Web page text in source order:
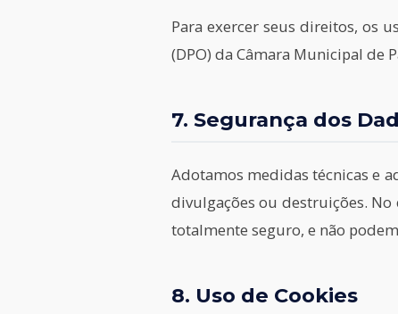
Para exercer seus direitos, os
(DPO) da Câmara Municipal de
7. Segurança dos
Adotamos medidas técnicas e
divulgações ou destruições.
totalmente seguro, e não
8. Uso de Cookies